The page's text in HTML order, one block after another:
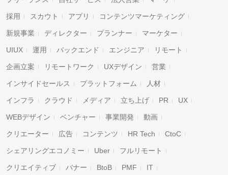
採用 スカウト アプリ コンテンツマーケティング
新規事業 ディレクター プランナー マーケター
UIUX 運用 バックエンド エンジニア リモート
企画立案 リモートワーク UXデザイン 営業
インサイドセールス プラットフォーム 人材
インフラ クラウド メディア 立ち上げ PR UX
WEBデザイン ベンチャー 事業開発 動画
クリエーター 広告 コンテンツ HR Tech CtoC
シェアリングエコノミー Uber フルリモート
クリエイティブ バナー BtoB PMF IT